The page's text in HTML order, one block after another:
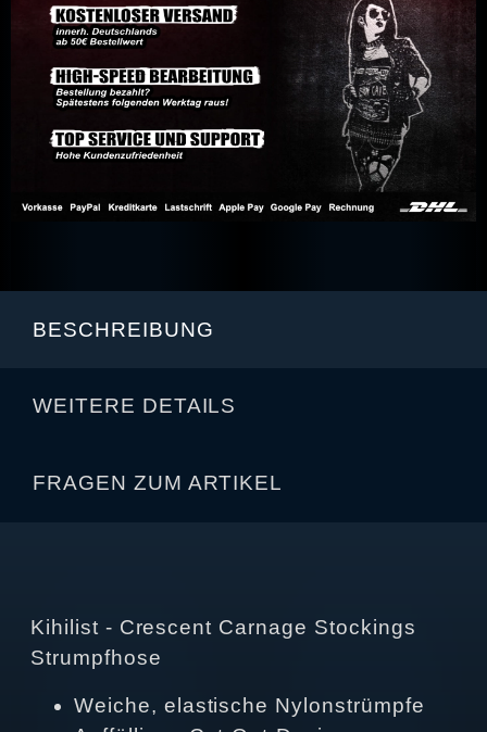
BESCHREIBUNG
WEITERE DETAILS
FRAGEN ZUM ARTIKEL
Kihilist - Crescent Carnage Stockings
Strumpfhose
Weiche, elastische Nylonstrümpfe